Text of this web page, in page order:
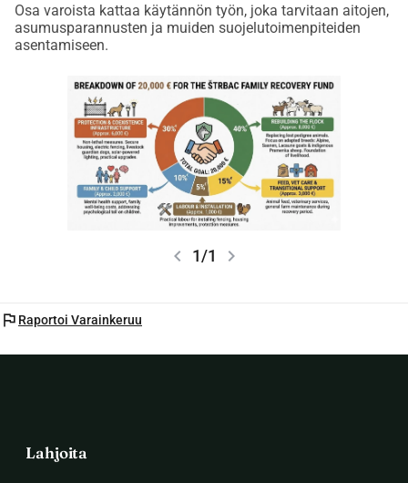
Osa varoista kattaa käytännön työn, joka tarvitaan aitojen,
asumusparannusten ja muiden suojelutoimenpiteiden
asentamiseen.
chevron_left 1/1 chevron_right
flag Raportoi Varainkeruu
Lahjoita